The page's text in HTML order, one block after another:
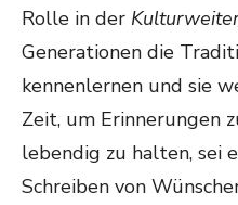
Rolle in der
Generationen die
kennenlernen und sie
Zeit, um Erinnerungen
lebendig zu halten, sei
Schreiben von